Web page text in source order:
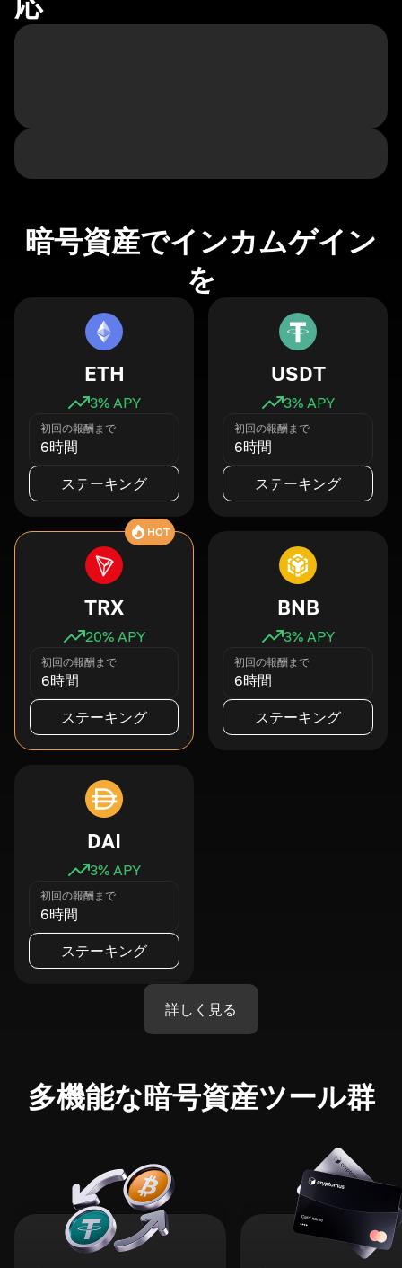
暗号資産でインカムゲイン
を
ETH
3% APY
初回の報酬まで
6時間
ステーキング
USDT
3% APY
初回の報酬まで
6時間
ステーキング
HOT
TRX
20% APY
初回の報酬まで
6時間
ステーキング
BNB
3% APY
初回の報酬まで
6時間
ステーキング
DAI
3% APY
初回の報酬まで
6時間
ステーキング
詳しく見る
多機能な暗号資産ツール群